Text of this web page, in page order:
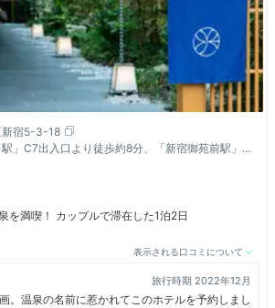
新宿5-3-18
駅」C7出入口より徒歩約8分、「新宿御苑前駅」3
を満喫！ カップルで滞在した1泊2日
表示される口コミについて
旅行時期 2022年12月
。温泉の名前に惹かれてこのホテルを予約しまし